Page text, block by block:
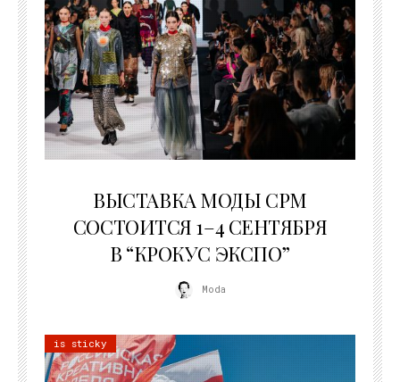
ВЫСТАВКА МОДЫ CPM
СОСТОИТСЯ 1–4 СЕНТЯБРЯ
В “КРОКУС ЭКСПО”
Moda
is sticky